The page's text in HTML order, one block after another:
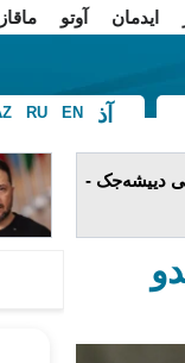
ایدمان آوتو
RU EN آذ
دییشه‌جک -